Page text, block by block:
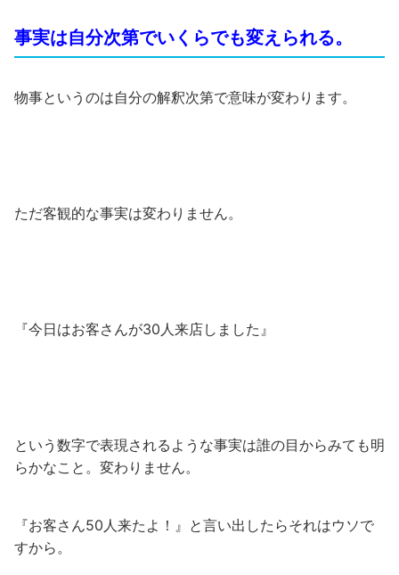
事実は自分次第でいくらでも変えられる。
物事というのは自分の解釈次第で意味が変わります。
ただ客観的な事実は変わりません。
『今日はお客さんが30人来店しました』
という数字で表現されるような事実は誰の目からみても明
らかなこと。変わりません。
『お客さん50人来たよ！』と言い出したらそれはウソで
すから。